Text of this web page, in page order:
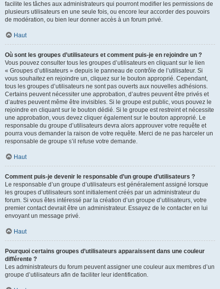
facilite les tâches aux administrateurs qui pourront modifier les permissions de
plusieurs utilisateurs en une seule fois, ou encore leur accorder des pouvoirs
de modération, ou bien leur donner accès à un forum privé.
Haut
Où sont les groupes d’utilisateurs et comment puis-je en rejoindre un ?
Vous pouvez consulter tous les groupes d’utilisateurs en cliquant sur le lien
« Groupes d’utilisateurs » depuis le panneau de contrôle de l’utilisateur. Si
vous souhaitez en rejoindre un, cliquez sur le bouton approprié. Cependant,
tous les groupes d’utilisateurs ne sont pas ouverts aux nouvelles adhésions.
Certains peuvent nécessiter une approbation, d’autres peuvent être privés et
d’autres peuvent même être invisibles. Si le groupe est public, vous pouvez le
rejoindre en cliquant sur le bouton dédié. Si le groupe est restreint et nécessite
une approbation, vous devez cliquer également sur le bouton approprié. Le
responsable du groupe d’utilisateurs devra alors approuver votre requête et
pourra vous demander la raison de votre requête. Merci de ne pas harceler un
responsable de groupe s’il refuse votre demande.
Haut
Comment puis-je devenir le responsable d’un groupe d’utilisateurs ?
Le responsable d’un groupe d’utilisateurs est généralement assigné lorsque
les groupes d’utilisateurs sont initialement créés par un administrateur du
forum. Si vous êtes intéressé par la création d’un groupe d’utilisateurs, votre
premier contact devrait être un administrateur. Essayez de le contacter en lui
envoyant un message privé.
Haut
Pourquoi certains groupes d’utilisateurs apparaissent dans une couleur
différente ?
Les administrateurs du forum peuvent assigner une couleur aux membres d’un
groupe d’utilisateurs afin de faciliter leur identification.